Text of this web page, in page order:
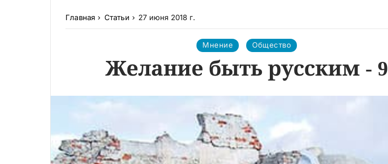
Главная Статьи 27 июня 2018 г.
Мнение Общество
Желание быть русским - 9